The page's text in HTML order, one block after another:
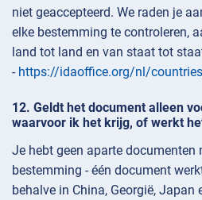
niet geaccepteerd. We raden je
elke bestemming te controleren,
land tot land en van staat tot
- https://idaoffice.org/nl/
Geldt het document alleen
waarvoor ik het krijg, of werkt
Je hebt geen aparte documenten
bestemming - één document
behalve in China, Georgië, Japan